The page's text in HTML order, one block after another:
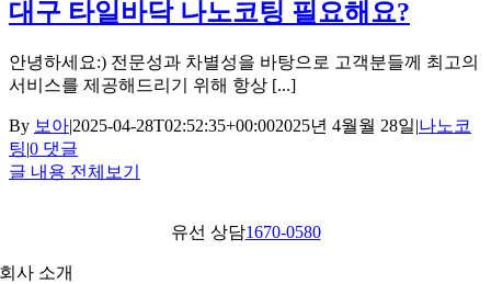
대구 타일바닥 나노코팅 필요해요?
안녕하세요:) 전문성과 차별성을 바탕으로 고객분들께 최고의
서비스를 제공해드리기 위해 항상 [...]
By 보아|2025-04-28T02:52:35+00:002025년 4월월 28일|나노코
팅|0 댓글
글 내용 전체보기
유선 상담1670-0580
회사 소개